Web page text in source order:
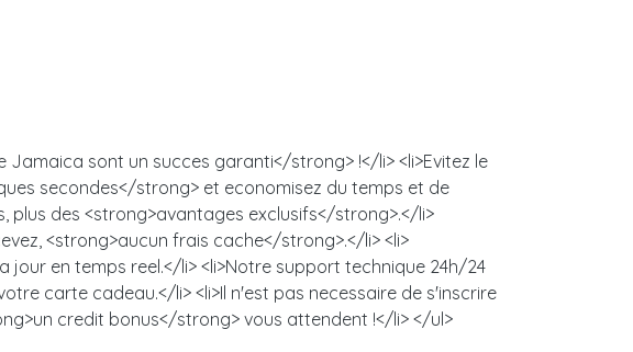
sont un succes garanti</strong> !</li> <li>Evitez le
secondes</strong> et economisez du temps et de
plus des <strong>avantages exclusifs</strong>.</li>
<strong>aucun frais cache</strong>.</li> <li>
en temps reel.</li> <li>Notre support technique 24h/24
carte cadeau.</li> <li>Il n'est pas necessaire de s'inscrire
credit bonus</strong> vous attendent !</li> </ul>